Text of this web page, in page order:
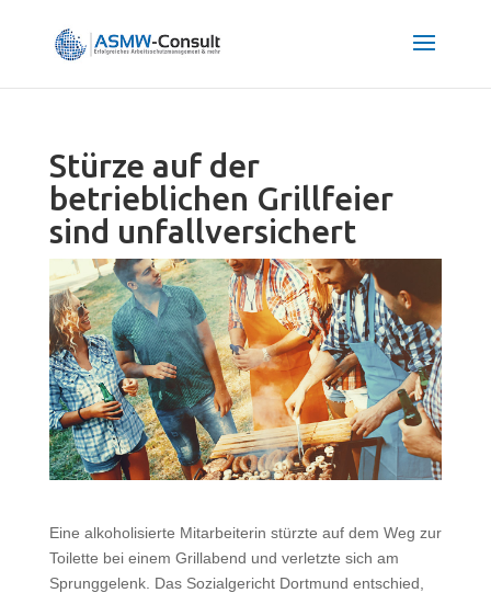
Stürze auf der
betrieblichen Grillfeier
sind unfallversichert
Eine alkoholisierte Mitarbeiterin stürzte auf dem Weg zur
Toilette bei einem Grillabend und verletzte sich am
Sprunggelenk. Das Sozialgericht Dortmund entschied,